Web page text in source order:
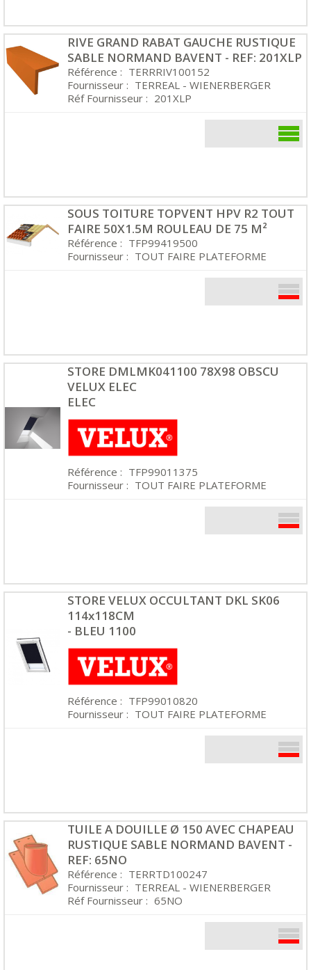
RIVE GRAND RABAT GAUCHE RUSTIQUE
SABLE NORMAND BAVENT - REF: 201XLP
Référence : TERRRIV100152
Fournisseur : TERREAL - WIENERBERGER
Réf Fournisseur : 201XLP
SOUS TOITURE TOPVENT HPV R2 TOUT
FAIRE 50X1.5M ROULEAU DE 75 M²
Référence : TFP99419500
Fournisseur : TOUT FAIRE PLATEFORME
STORE DMLMK041100 78X98 OBSCU
VELUX ELEC
ELEC
Référence : TFP99011375
Fournisseur : TOUT FAIRE PLATEFORME
STORE VELUX OCCULTANT DKL SK06
114x118CM
- BLEU 1100
Référence : TFP99010820
Fournisseur : TOUT FAIRE PLATEFORME
TUILE A DOUILLE Ø 150 AVEC CHAPEAU
RUSTIQUE SABLE NORMAND BAVENT -
REF: 65NO
Référence : TERRTD100247
Fournisseur : TERREAL - WIENERBERGER
Réf Fournisseur : 65NO